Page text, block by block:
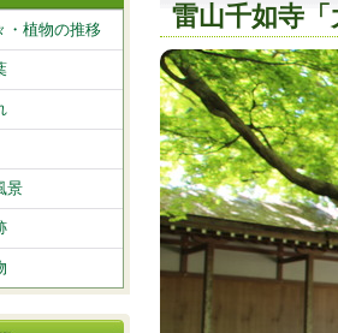
雷山千如寺
・植物の推移
景